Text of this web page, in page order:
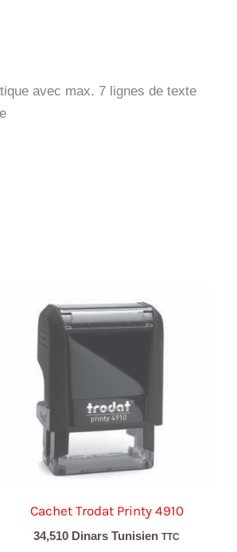
avec max. 7 lignes de texte
Cachet Trodat Printy 4910
34,510 Dinars Tunisien TTC